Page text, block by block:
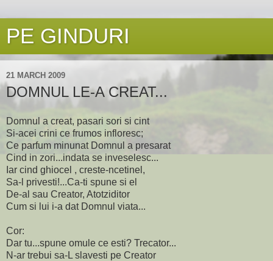
PE GINDURI
21 MARCH 2009
DOMNUL LE-A CREAT...
Domnul a creat, pasari sori si cint
Si-acei crini ce frumos infloresc;
Ce parfum minunat Domnul a presarat
Cind in zori...indata se inveselesc...
Iar cind ghiocel , creste-ncetinel,
Sa-l privesti!...Ca-ti spune si el
De-al sau Creator, Atotziditor
Cum si lui i-a dat Domnul viata...
Cor:
Dar tu...spune omule ce esti? Trecator...
N-ar trebui sa-L slavesti pe Creator